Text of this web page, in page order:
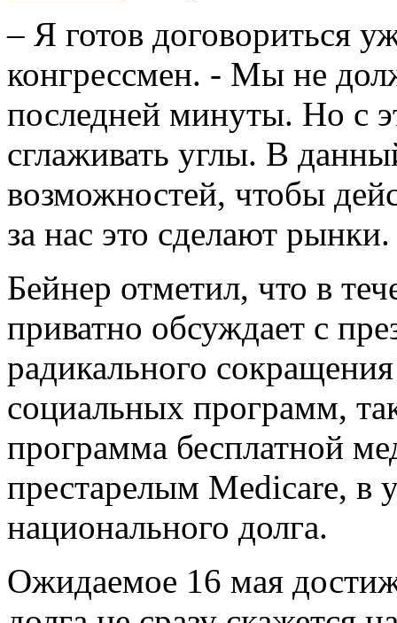
– Я готов договориться
конгрессмен. - Мы не
последней минуты. Но с
сглаживать углы. В
возможностей, чтобы
за нас это сделают рынки.
Бейнер отметил, что в
приватно обсуждает с
радикального
социальных программ,
программа бесплатной
престарелым Medicare, в
национального долга.
Ожидаемое 16 мая